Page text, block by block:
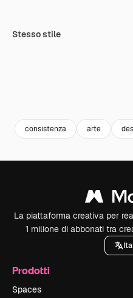
Stesso stile
consistenza arte
La piattaforma creativa per
1 milione di abbonati tra
Prodotti
Spaces